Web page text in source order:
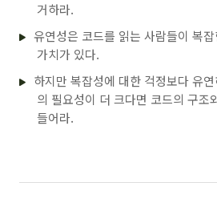
거하라.
유연성은 코드를 읽는 사람들이 복
가치가 있다.
하지만 복잡성에 대한 걱정보다 유
의 필요성이 더 크다면 코드의 구조
들어라.